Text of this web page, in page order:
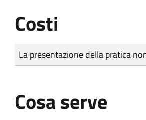
Costi
Tipo di pagamento
Importo
La presentazione della pratica
Cosa serve